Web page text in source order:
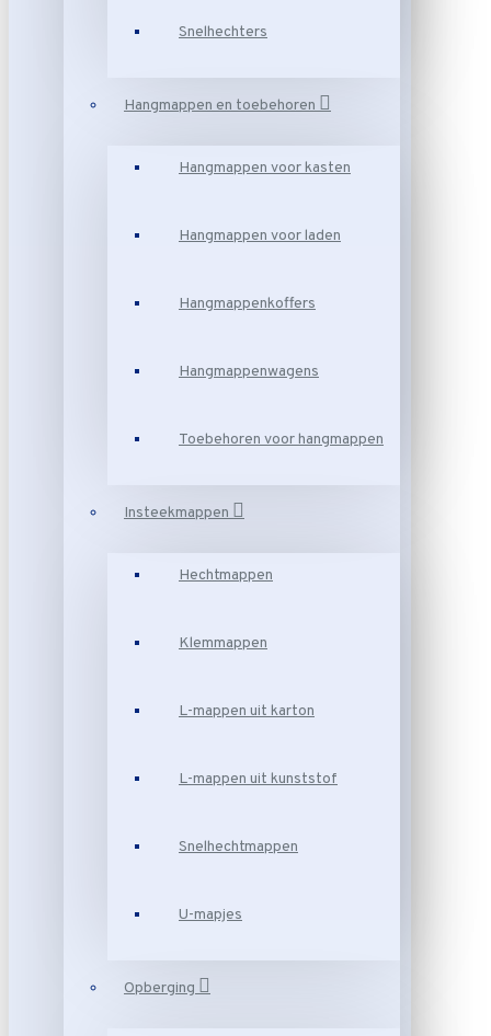
Snelhechters
Hangmappen en toebehoren
Hangmappen voor kasten
Hangmappen voor laden
Hangmappenkoffers
Hangmappenwagens
Toebehoren voor hangmappen
Insteekmappen
Hechtmappen
Klemmappen
L-mappen uit karton
L-mappen uit kunststof
Snelhechtmappen
U-mapjes
Opberging